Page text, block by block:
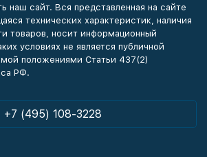
наш сайт. Вся представленная на сайте
технических характеристик, наличия
товаров, носит информационный
условиях не является публичной
положениями Статьи 437(2)
РФ.
+7 (495) 108-3228